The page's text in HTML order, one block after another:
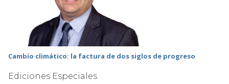
Cambio climático: la factura de dos siglos de progreso
Ediciones Especiales